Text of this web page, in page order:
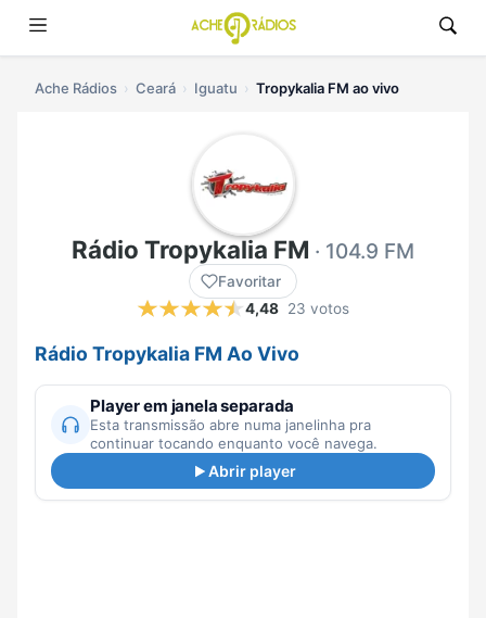
Ache Rádios Ceará Iguatu Tropykalia FM ao vivo
Rádio Tropykalia FM · 104.9 FM
Favoritar
4,48 23 votos
Rádio Tropykalia FM Ao Vivo
Player em janela separada
Esta transmissão abre numa janelinha pra
continuar tocando enquanto você navega.
Abrir player